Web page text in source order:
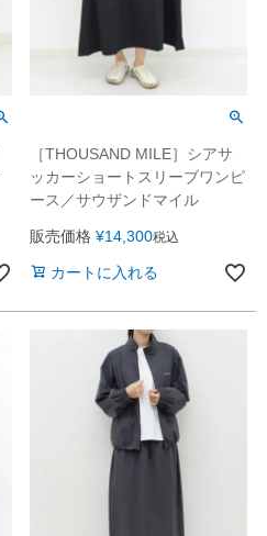
［THOUSAND MILE］シアサ
ッカーショートスリーブワンピ
ース／サウザンドマイル
販売価格 ¥14,300税込
カートに入れる